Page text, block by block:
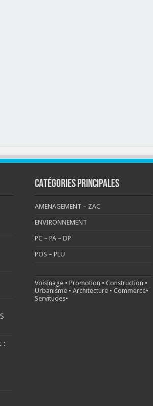
:
CATÉGORIES PRINCIPALES
AMENAGEMENT – ZAC
ENVIRONNEMENT
PC – PA – DP
POS – PLU
Voisinage• Promotion • Construction •
Urbanisme• Architecture• Commerce•
Servitudes•